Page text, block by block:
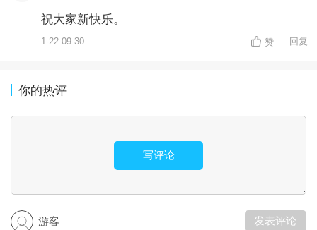
祝大家新快乐。
1-22 09:30 赞 回复
你的热评
写评论
游客 发表评论